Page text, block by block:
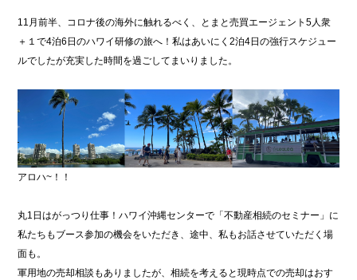
11月前半、コロナ後の海外に触れるべく、とまと売買エージェント5人衆
＋１で4泊6日のハワイ研修の旅へ！私はあいにく2泊4日の強行スケジュー
ルでしたが充実した時間を過ごしてまいりました。
アロハ~！！
丸1日はがっつり仕事！ハワイ沖縄センターで「不動産相続のセミナー」に
私たちもブース参加の機会をいただき、途中、私もお話させていただく場
面も。
軍用地の売却相談もありましたが、相続を考えると現時点での売却はおす